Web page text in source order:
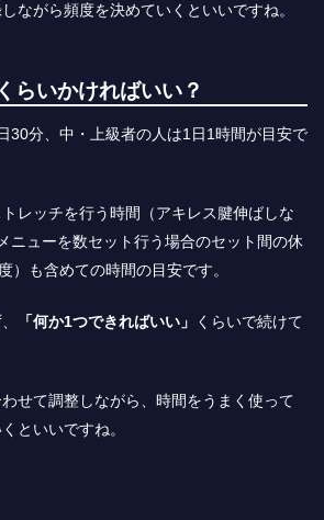
ながら頻度を決めていくといいですね。
らいかければいい？
30分、中・上級者の人は1日1時間が目安で
レッチを行う時間（アキレス腱伸ばしな
ニューを数セット行う場合のセット間の休
）も含めての時間の目安です。
「何か1つできればいい」
くらいで続けて
せて調整しながら、時間をうまく使って
といいですね。